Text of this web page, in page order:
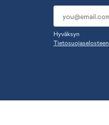
Hyväksyn
Tietosuojaselosteen